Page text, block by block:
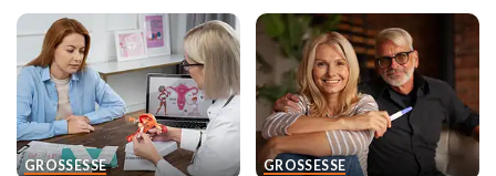
GROSSESSE GROSSESSE